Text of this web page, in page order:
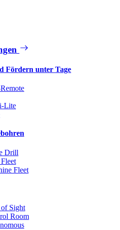
Fördern unter Tage
Lite
Drill
Fleet
Sight
Room